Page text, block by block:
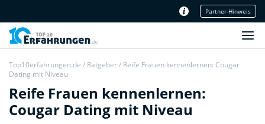
Unser Redaktionsteam
Partner-Hinweis
Top10erfahrungen.de / Ratgeber/ Reife Frauen kennenlernen: Cougar
Dating mit Niveau
Reife Frauen kennenlernen:
Cougar Dating mit Niveau